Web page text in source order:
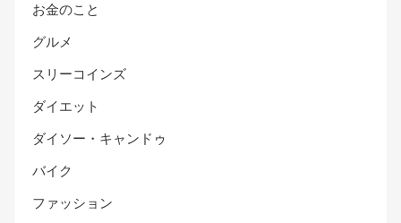
お金のこと
グルメ
スリーコインズ
ダイエット
ダイソー・キャンドゥ
バイク
ファッション